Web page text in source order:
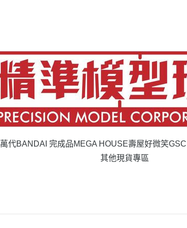
萬代BANDAI 完成品MEGA HOUSE壽屋好微笑GSC
其他現貨專區